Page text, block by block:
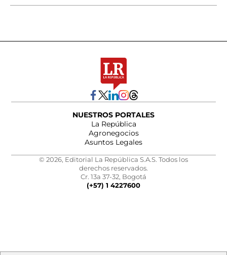
NUESTROS PORTALES
La República
Agronegocios
Asuntos Legales
© 2026, Editorial La República S.A.S. Todos los
derechos reservados.
Cr. 13a 37-32, Bogotá
(+57) 1 4227600